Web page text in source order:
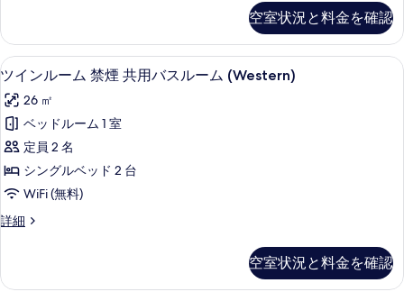
て
の
写
真
を
表
示
す
る
細
ー
ム
3
名
利
用
禁
煙
の
て
共
用
バ
ル
ー
ム
3
名
利
用
禁
細
空室状況と料金を確認
ツ
イ
ン
ル
ー
ム
煙
用
ツインルーム 禁煙 共用バスルーム
12
ツインルーム 禁煙 共用バスルーム (Western)
26 ㎡
ベッドルーム 1 室
定員 2 名
シングルベッド 2 台
WiFi (無料)
詳細
ツ
ー
空室状況と料金を確認